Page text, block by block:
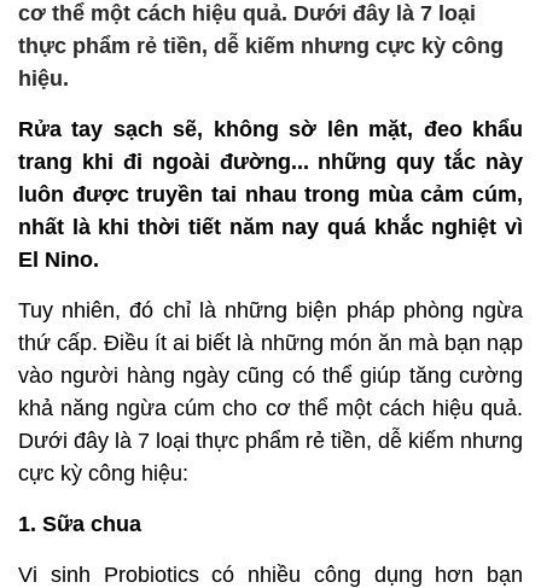
cơ thể một cách hiệu quả. Dưới đây là 7 loại
thực phẩm rẻ tiền, dễ kiếm nhưng cực kỳ công
hiệu.
Rửa tay sạch sẽ, không sờ lên mặt, đeo khẩu
trang khi đi ngoài đường... những quy tắc này
luôn được truyền tai nhau trong mùa cảm cúm,
nhất là khi thời tiết năm nay quá khắc nghiệt vì
El Nino.
Tuy nhiên, đó chỉ là những biện pháp phòng ngừa
thứ cấp. Điều ít ai biết là những món ăn mà bạn nạp
vào người hàng ngày cũng có thể giúp tăng cường
khả năng ngừa cúm cho cơ thể một cách hiệu quả.
Dưới đây là 7 loại thực phẩm rẻ tiền, dễ kiếm nhưng
cực kỳ công hiệu:
1. Sữa chua
Vi sinh Probiotics có nhiều công dụng hơn bạn